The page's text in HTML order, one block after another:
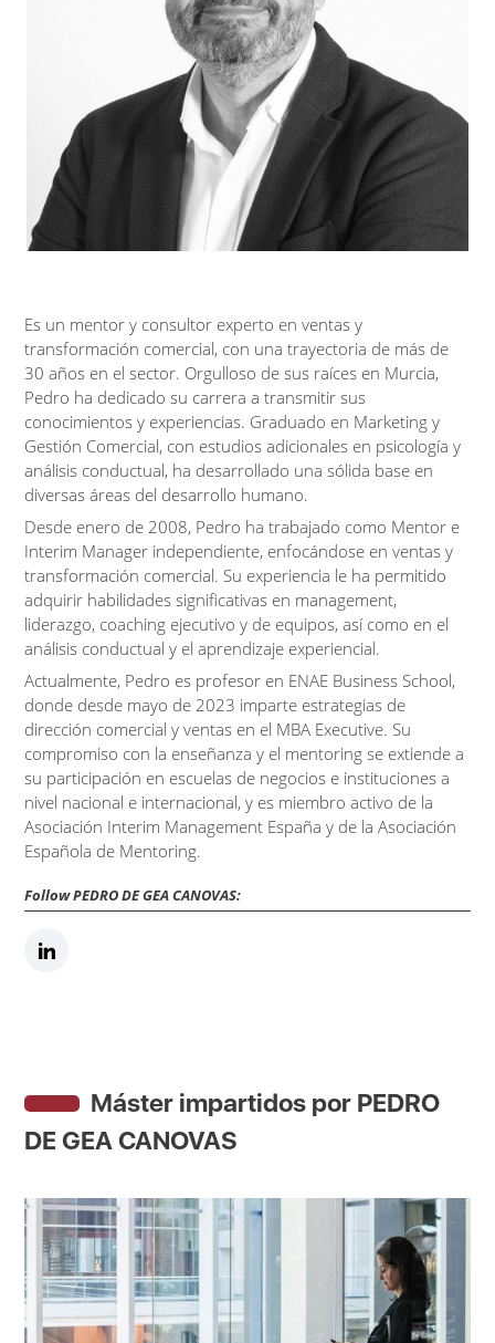
Es un mentor y consultor experto en ventas y
transformación comercial, con una trayectoria de más de
30 años en el sector. Orgulloso de sus raíces en Murcia,
Pedro ha dedicado su carrera a transmitir sus
conocimientos y experiencias. Graduado en Marketing y
Gestión Comercial, con estudios adicionales en psicología y
análisis conductual, ha desarrollado una sólida base en
diversas áreas del desarrollo humano.
Desde enero de 2008, Pedro ha trabajado como Mentor e
Interim Manager independiente, enfocándose en ventas y
transformación comercial. Su experiencia le ha permitido
adquirir habilidades significativas en management,
liderazgo, coaching ejecutivo y de equipos, así como en el
análisis conductual y el aprendizaje experiencial.
Actualmente, Pedro es profesor en ENAE Business School,
donde desde mayo de 2023 imparte estrategias de
dirección comercial y ventas en el MBA Executive. Su
compromiso con la enseñanza y el mentoring se extiende a
su participación en escuelas de negocios e instituciones a
nivel nacional e internacional, y es miembro activo de la
Asociación Interim Management España y de la Asociación
Española de Mentoring.
Follow PEDRO DE GEA CANOVAS:
Máster impartidos por PEDRO
DE GEA CANOVAS